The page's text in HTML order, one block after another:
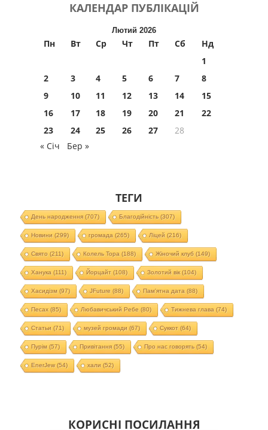
КАЛЕНДАР ПУБЛІКАЦІЙ
Лютий 2026
Пн Вт Ср Чт Пт Сб
Нд
1
2
3 4 5 6 7
8
9
10 11 12 13 14
15
16
17 18 19 20 21
22
23
24 25 26 27
28
« Січ
Бер »
ТЕГИ
День народження(707) Благодійність(307)
Новини (299) громада (265) Ліцей (216)
Свято (211) Колель Тора (188) Жіночий клуб (149)
Ханука (111) Йорцайт (108) Золотий вік(104)
Хасидізм (97) JFuture (88) Пам'ятна дата (88)
Песах(85) Любавичський Ребе (80) Тижнева глава (74)
Статьи (71) музей громади (67) Суккот (64)
Пурім (57) Привітання(55) Про нас говорять(54)
EnerJew(54) хали (52)
КОРИСНІ ПОСИЛАННЯ